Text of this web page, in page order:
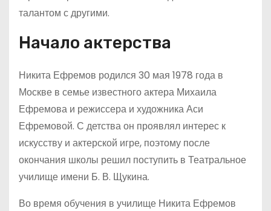
талантом с другими.
Начало актерства
Никита Ефремов родился 30 мая 1978 года в
Москве в семье известного актера Михаила
Ефремова и режиссера и художника Аси
Ефремовой. С детства он проявлял интерес к
искусству и актерской игре, поэтому после
окончания школы решил поступить в Театральное
училище имени Б. В. Щукина.
Во время обучения в училище Никита Ефремов